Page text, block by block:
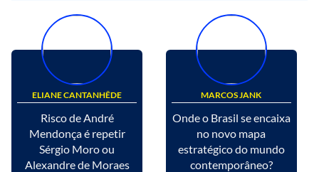
ELIANE CANTANHÊDE
Risco de André
Mendonça é repetir
Sérgio Moro ou
Alexandre de Moraes
MARCOS JANK
Onde o Brasil se encaixa
no novo mapa
estratégico do mundo
contemporâneo?